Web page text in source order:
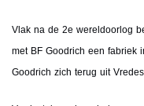
Vlak na de 2e wereldoorlog
met BF Goodrich een fabriek
Goodrich zich terug uit